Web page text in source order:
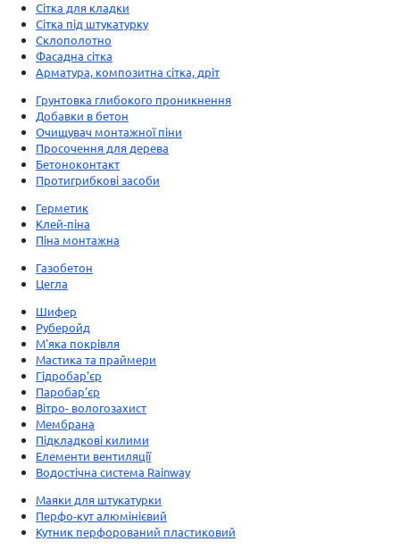
Сітка для кладки
Сітка під штукатурку
Склополотно
Фасадна сітка
Арматура, композитна сітка, дріт
Грунтовка глибокого проникнення
Добавки в бетон
Очищувач монтажної піни
Просочення для дерева
Бетоноконтакт
Протигрибкові засоби
Герметик
Клей-піна
Піна монтажна
Газобетон
Цегла
Шифер
Руберойд
М'яка покрівля
Мастика та праймери
Гідробар'єр
Паробар'єр
Вітро- вологозахист
Мембрана
Підкладкові килими
Елементи вентиляції
Водостічна система Rainway
Маяки для штукатурки
Перфо-кут алюмінієвий
Кутник перфорований пластиковий